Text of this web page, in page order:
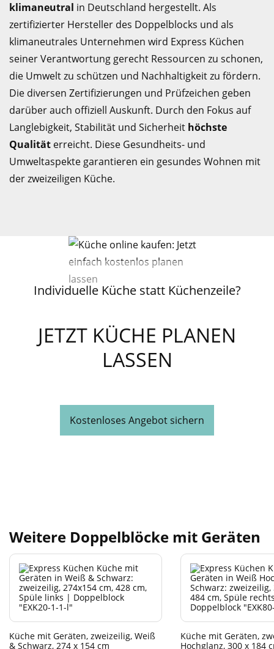
klimaneutral in Deutschland hergestellt. Als
zertifizierter Hersteller des Doppelblocks und als
klimaneutrales Unternehmen wird Express Küchen
seiner Verantwortung gerecht Ressourcen zu schonen,
die Umwelt zu schützen und Nachhaltigkeit zu fördern.
Die diversen Zertifizierungen und Prüfzeichen geben
darüber auch offiziell Auskunft. Durch den Fokus auf
Langlebigkeit, Stabilität und Sicherheit höchste
Qualität erreicht. Diese Gesundheits- und
Umweltaspekte garantieren ein gesundes Wohnen mit
der zweizeiligen Küche.
Individuelle Küche statt Küchenzeile?
JETZT KÜCHE PLANEN
LASSEN
Kostenloses Angebot sichern
Weitere Doppelblöcke mit Geräten
Küche mit Geräten, zweizeilig, Weiß
& Schwarz, 274 x 154 cm
Küche mit Geräten,
Hochglanz, 300 x 184